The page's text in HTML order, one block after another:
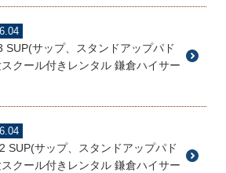
SUP(サップ、スタンドアップパド
クール付きレンタル 鎌倉ハイサー
SUP(サップ、スタンドアップパド
クール付きレンタル 鎌倉ハイサー